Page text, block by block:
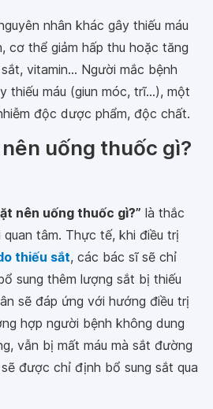
nhân khác gây thiếu máu
cơ thể giảm hấp thu hoặc tăng
vitamin... Người mắc bệnh
thiếu máu (giun móc, trĩ...), một
độc dược phẩm, độc chất.
uống thuốc gì?
nên uống thuốc gì?” là thắc
tâm. Thực tế, khi điều trị
thiếu sắt, các bác sĩ sẽ chỉ
sung thêm lượng sắt bị thiếu
sẽ đáp ứng với hướng điều trị
hợp người bệnh không dung
vẫn bị mất máu mà sắt đường
được chỉ định bổ sung sắt qua